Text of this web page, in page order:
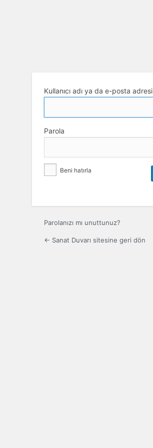
Kullanıcı adı ya da e-posta adresi
Parola
Beni hatırla
Parolanızı mı unuttunuz?
← Sanat Duvarı sitesine geri dön